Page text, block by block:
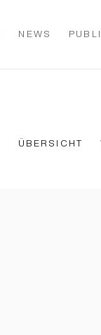
NEWS
ÜBERSICHT